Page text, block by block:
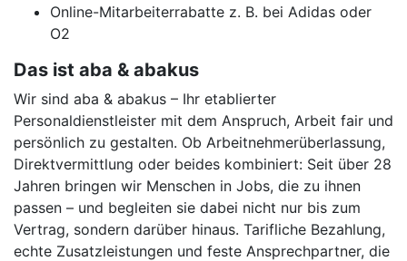
Online-Mitarbeiterrabatte z. B. bei Adidas oder
O2
Das ist aba & abakus
Wir sind aba & abakus – Ihr etablierter
Personaldienstleister mit dem Anspruch, Arbeit fair und
persönlich zu gestalten. Ob Arbeitnehmerüberlassung,
Direktvermittlung oder beides kombiniert: Seit über 28
Jahren bringen wir Menschen in Jobs, die zu ihnen
passen – und begleiten sie dabei nicht nur bis zum
Vertrag, sondern darüber hinaus. Tarifliche Bezahlung,
echte Zusatzleistungen und feste Ansprechpartner, die